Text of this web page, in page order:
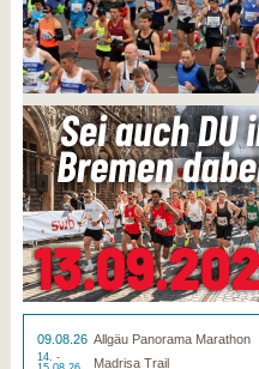
09.08.26 Allgäu Panorama Marathon
14. -
Madrisa Trail